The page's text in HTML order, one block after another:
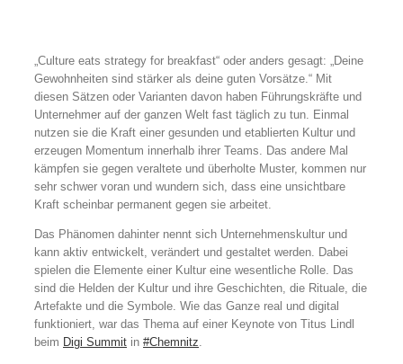
„Culture eats strategy for breakfast“ oder anders gesagt: „Deine
Gewohnheiten sind stärker als deine guten Vorsätze.“ Mit
diesen Sätzen oder Varianten davon haben Führungskräfte und
Unternehmer auf der ganzen Welt fast täglich zu tun. Einmal
nutzen sie die Kraft einer gesunden und etablierten Kultur und
erzeugen Momentum innerhalb ihrer Teams. Das andere Mal
kämpfen sie gegen veraltete und überholte Muster, kommen nur
sehr schwer voran und wundern sich, dass eine unsichtbare
Kraft scheinbar permanent gegen sie arbeitet.
Das Phänomen dahinter nennt sich Unternehmenskultur und
kann aktiv entwickelt, verändert und gestaltet werden. Dabei
spielen die Elemente einer Kultur eine wesentliche Rolle. Das
sind die Helden der Kultur und ihre Geschichten, die Rituale, die
Artefakte und die Symbole. Wie das Ganze real und digital
funktioniert, war das Thema auf einer Keynote von Titus Lindl
beim Digi Summit in #Chemnitz.